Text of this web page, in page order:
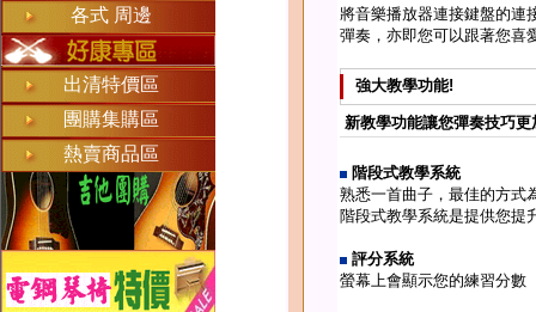
各式 周邊
出清特價區
團購集購區
熱賣商品區
將音樂播放器連接鍵盤的連
彈奏，亦即您可以跟著您喜
強大教學功能!
新教學功能讓您彈奏技巧更
階段式教學系統
熟悉一首曲子，最佳的方式
階段式教學系統是提供您提
評分系統
螢幕上會顯示您的練習分數